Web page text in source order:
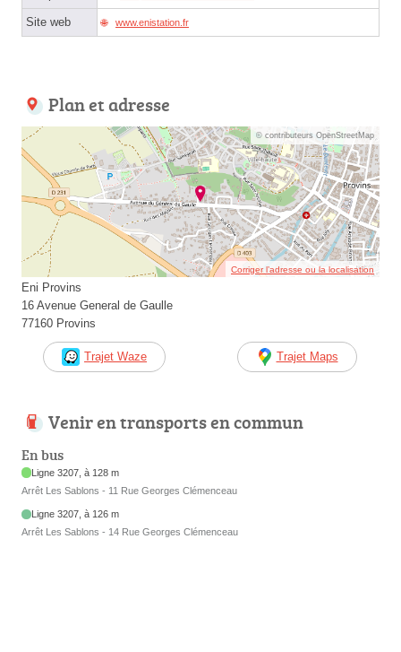
Site web www.enistation.fr
Plan et adresse
© contributeurs OpenStreetMap
Corriger l’adresse ou la localisation
Eni Provins
16 Avenue General de Gaulle
77160 Provins
Trajet Waze Trajet Maps
Venir en transports en commun
En bus
Ligne 3207, à 128 m
Arrêt Les Sablons - 11 Rue Georges Clémenceau
Ligne 3207, à 126 m
Arrêt Les Sablons - 14 Rue Georges Clémenceau